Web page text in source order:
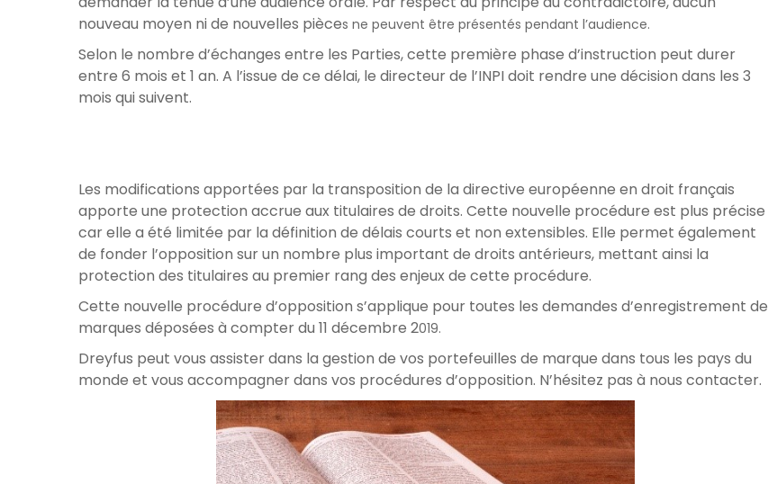
nouveau moyen ni de nouvelles pièces ne peuvent être présentés pendant l’audience.
Selon le nombre d’échanges entre les Parties, cette première phase d’instruction peut durer
entre 6 mois et 1 an. A l’issue de ce délai, le directeur de l’INPI doit rendre une décision dans les 3
mois qui suivent.
Les modifications apportées par la transposition de la directive européenne en droit français
apporte une protection accrue aux titulaires de droits. Cette nouvelle procédure est plus précise
car elle a été limitée par la définition de délais courts et non extensibles. Elle permet également
de fonder l’opposition sur un nombre plus important de droits antérieurs, mettant ainsi la
protection des titulaires au premier rang des enjeux de cette procédure.
Cette nouvelle procédure d’opposition s’applique pour toutes les demandes d’enregistrement de
marques déposées à compter du 11 décembre 2019.
Dreyfus peut vous assister dans la gestion de vos portefeuilles de marque dans tous les pays du
monde et vous accompagner dans vos procédures d’opposition. N’hésitez pas à nous contacter.